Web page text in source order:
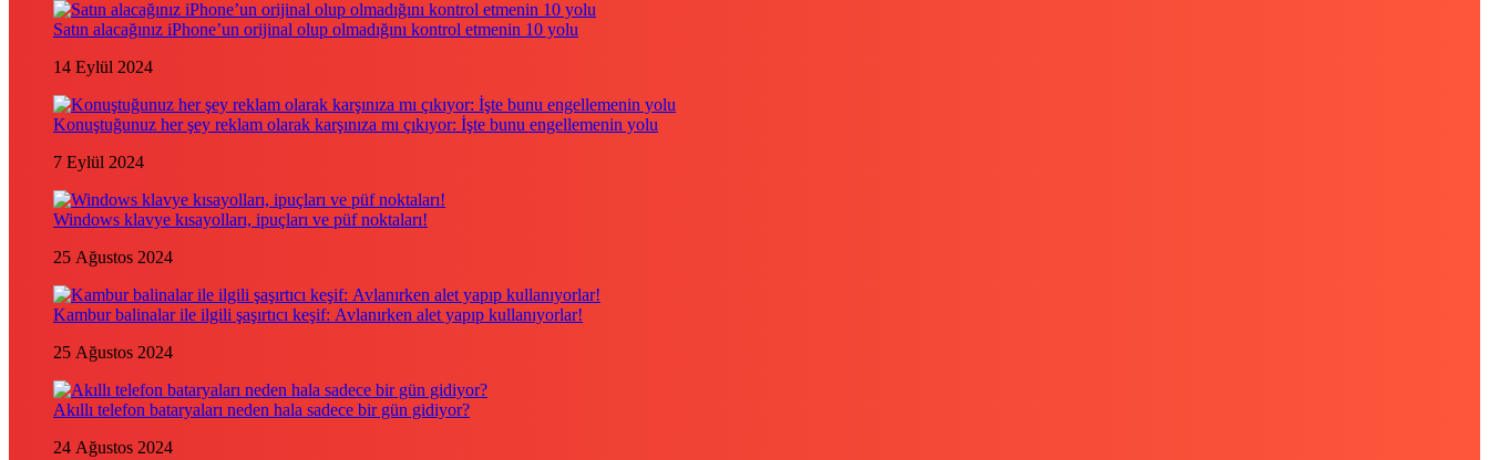
Satın alacağınız iPhone’un orijinal olup olmadığını kontrol etmenin 10 yolu
14 Eylül 2024
Konuştuğunuz her şey reklam olarak karşınıza mı çıkıyor: İşte bunu engellemenin yolu
7 Eylül 2024
Windows klavye kısayolları, ipuçları ve püf noktaları!
25 Ağustos 2024
Kambur balinalar ile ilgili şaşırtıcı keşif: Avlanırken alet yapıp kullanıyorlar!
25 Ağustos 2024
Akıllı telefon bataryaları neden hala sadece bir gün gidiyor?
24 Ağustos 2024